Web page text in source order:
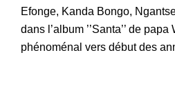
Efonge, Kanda Bongo,
dans l’album ’’Santa’’ de
phénoménal vers début des